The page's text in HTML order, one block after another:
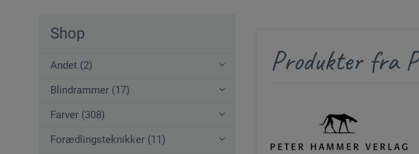
Shop
Andet (2)
Blindrammer (17)
Farver (308)
Forædlingsteknikker (11)
Produkter fra